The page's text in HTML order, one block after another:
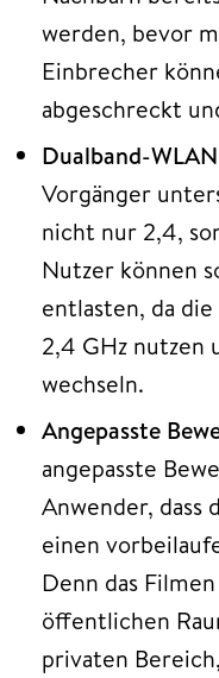
werden, bevor
Einbrecher
abgeschreckt
Dualband-
Vorgänger
nicht nur 2,4,
Nutzer können
entlasten, da
2,4 GHz nutzen
wechseln.
Angepasste
angepasste
Anwender, dass
einen
Denn das
öffentlichen
privaten